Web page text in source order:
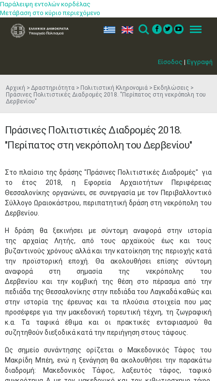
Παράλειψη εντολών κορδέλας
Μετάβαση στο κύριο περιεχόμενο
Είσοδος | Εγγραφή
ελ en Search Menu
Αρχική Δραστηριότητα Πολιτιστική Κληρονομιά
Εκδηλώσεις
Πράσινες Πολιτιστικές Διαδρομές 2018. "Περίπατος στη νεκρόπολη του
Δερβενίου"
Πράσινες Πολιτιστικές Διαδρομές 2018.
"Περίπατος στη νεκρόπολη του Δερβενίου"
​Στο πλαίσιο της δράσης "Πράσινες Πολιτιστικές Διαδρομές" για
το έτος 2018, η Εφορεία Αρχαιοτήτων Περιφέρειας
Θεσσαλονίκης οργανώνει, σε συνεργασία με τον Περιβαλλοντικό
Σύλλογο Ωραιοκάστρου, περιπατητική δράση στη νεκρόπολη του
Δερβενίου.
Η δράση θα ξεκινήσει με σύντομη αναφορά στην ιστορία
της αρχαίας Λητής, από τους αρχαϊκούς έως και τους
βυζαντινούς χρόνους αλλά και την κατοίκηση της περιοχής κατά
την προϊστορική εποχή. Θα ακολουθήσει επίσης σύντομη
αναφορά στη σημασία της νεκρόπολης του
Δερβενίου και τηνκομβική της θέση στο πέρασμα από την
πεδιάδα της Θεσσαλονίκης στην πεδιάδα του Λαγκαδάκαθώς και
στην ιστορία της έρευνας και τα πλούσια στοιχεία που μας
προσέφερε για την μακεδονική τορευτική τέχνη, τη ζωγραφική
κ.α. Τα ταφικά έθιμα και οι πρακτικές ενταφιασμού θα
συζητηθούν διεξοδικά κατά την περιήγηση στους τάφους.
Ως σημείο συνάντησης ορίζεται ο Μακεδονικός Τάφος του
Μακρίδη Μπέη, ενώ η ξενάγηση θα ακολουθήσει την παρακάτω
διαδρομή: Μακεδονικός Τάφος, λαξευτός τάφος, ταφικό